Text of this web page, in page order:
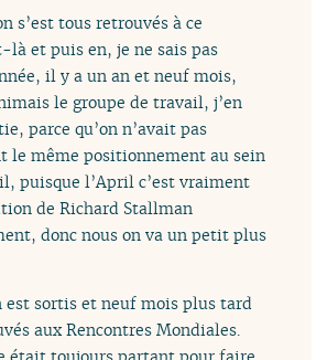
s’est tous retrouvés à ce
là et puis en, je ne sais pas
il y a un an et neuf mois,
le groupe de travail, j’en
parce qu’on n’avait pas
le même positionnement au sein
puisque l’April c’est vraiment
de Richard Stallman
donc nous on va un petit plus
est sortis et neuf mois plus tard
aux Rencontres Mondiales.